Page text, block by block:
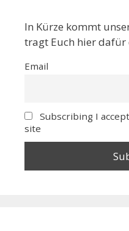
In Kürze kommt
tragt Euch hier dafür
Email
Subscribing I
site